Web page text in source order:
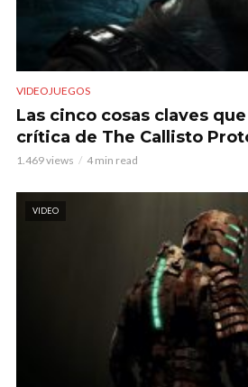
VIDEOJUEGOS
Las cinco cosas claves
crítica de The Callisto
1.469 views 4 min read
VIDEO